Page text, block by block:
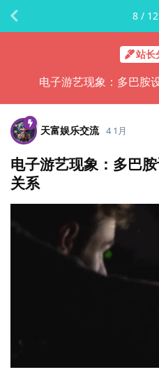
站长
电子游艺现象：多巴胺
8 / 12
天富娱乐交流 4 1月
电子游艺现象：多巴
关系